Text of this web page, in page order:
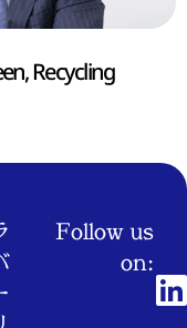
Recycling
Follow us
on: